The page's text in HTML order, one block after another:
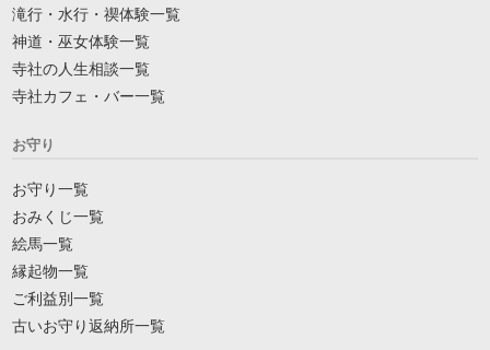
滝行・水行・禊体験一覧
神道・巫女体験一覧
寺社の人生相談一覧
寺社カフェ・バー一覧
お守り
お守り一覧
おみくじ一覧
絵馬一覧
縁起物一覧
ご利益別一覧
古いお守り返納所一覧